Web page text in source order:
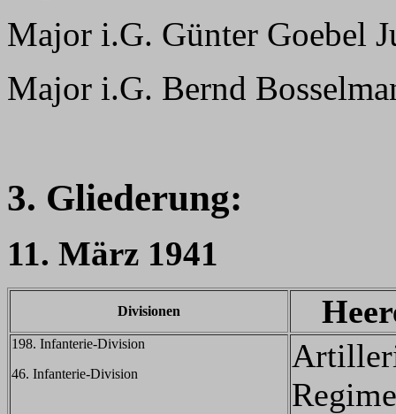
Major i.G. Günter Goebel
Major i.G. Bernd
3. Gliederung:
11. März 1941
Divisionen
198. Infanterie-Division
46. Infanterie-Division